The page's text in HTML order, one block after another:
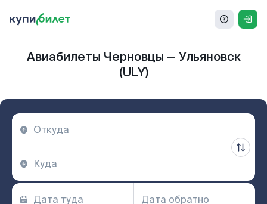
Авиабилеты Черновцы — Ульяновск
(ULY)